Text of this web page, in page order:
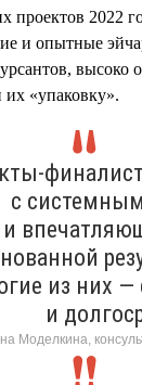
проектов 2022
и опытные
высоко
их «упаковку».
с
и
из них —
и
Моделкина,